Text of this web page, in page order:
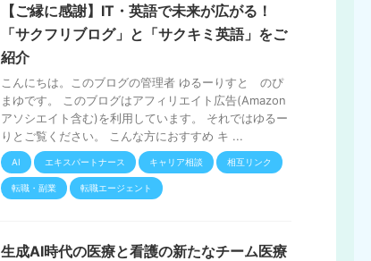
【ご縁に感謝】IT・英語で未来が広がる！
「サクフリブログ」と「サクキミ英語」をご
紹介
こんにちは。このブログの管理者 ゆるーりすと のぴ
まゆです。 このブログはアフィリエイト広告(Amazon
アソシエイト含む)を利用しています。 それではゆるー
りとご覧ください。 こんな方におすすめ キ ...
AI エキスパートナース キャリア相談 相互リンク
転職・副業 転職エージェント
生成AI時代の医療と看護の新たなチーム医療